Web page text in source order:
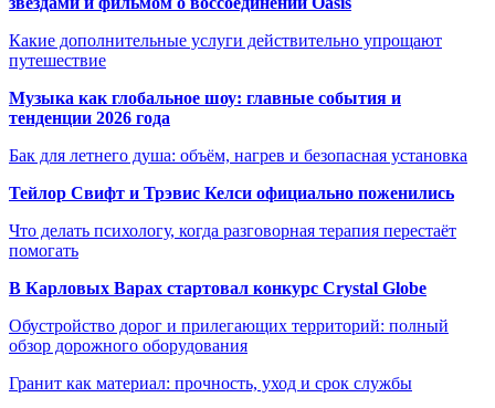
Какие дополнительные услуги действительно упрощают
путешествие
Музыка как глобальное шоу: главные события и
тенденции 2026 года
Бак для летнего душа: объём, нагрев и безопасная установка
Тейлор Свифт и Трэвис Келси официально поженились
Что делать психологу, когда разговорная терапия перестаёт
помогать
В Карловых Варах стартовал конкурс Crystal Globe
Обустройство дорог и прилегающих территорий: полный
обзор дорожного оборудования
Гранит как материал: прочность, уход и срок службы